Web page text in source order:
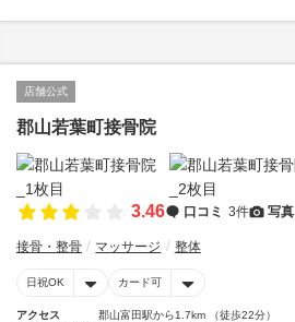
店舗公式
郡山若葉町接骨院
3.46 口コミ 3件 写真
接骨・整骨 マッサージ 整体
日祝OK カード可
アクセス
郡山富田駅から1.7km （徒歩22分）